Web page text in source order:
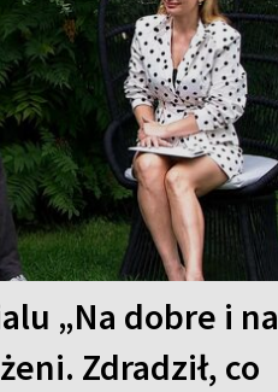
„Na dobre i na
Zdradził, co